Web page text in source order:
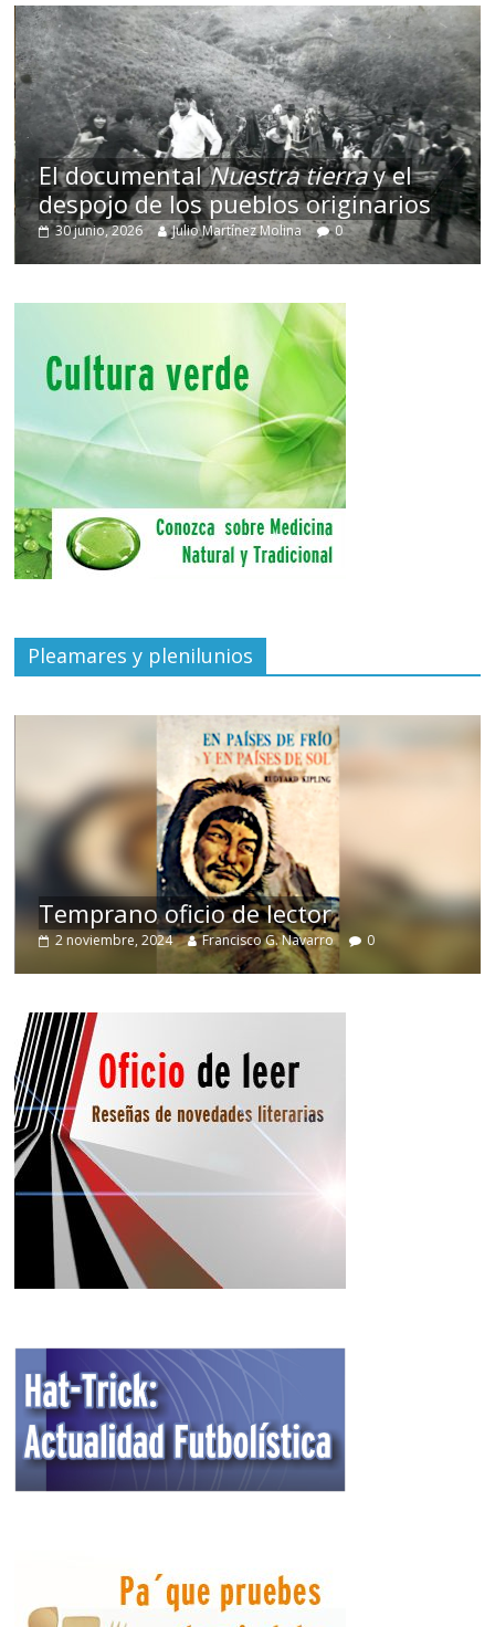
El documentalNuestra tierray el
despojo de los pueblos originarios
30 junio, 2026 Julio Martínez Molina 0
Pleamares y plenilunios
Temprano oficio de lector
2 noviembre, 2024 Francisco G. Navarro 0